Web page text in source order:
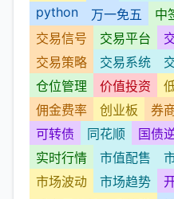
python
万一免五 中
交易信号
交易平台
交易策略
交易系统
仓位管理
价值投资
佣金费率
创业板 券
可转债
同花顺 国债
实时行情
市值配售
市场波动
市场趋势